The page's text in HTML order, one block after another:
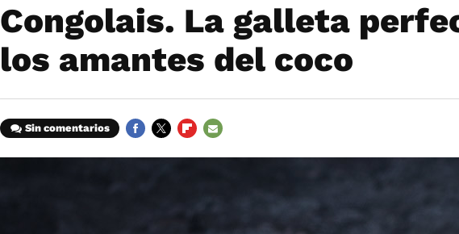
Congolais. La galleta
los amantes del coco
Sin comentarios